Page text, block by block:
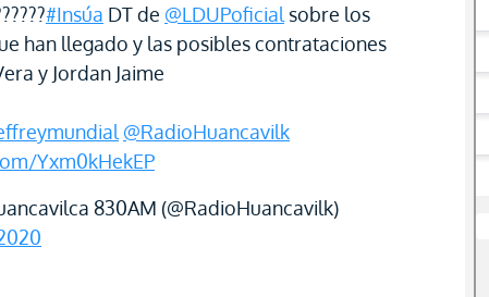
#Insúa DT de @LDUPoficial sobre los
han llegado y las posibles contrataciones
y Jordan Jaime
@RadioHuancavilk
Yxm0kHekEP
830AM (@RadioHuancavilk)